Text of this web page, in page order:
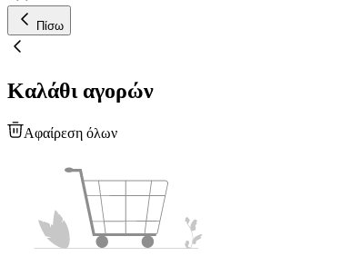
Πίσω
Καλάθι αγορών
Αφαίρεση όλων